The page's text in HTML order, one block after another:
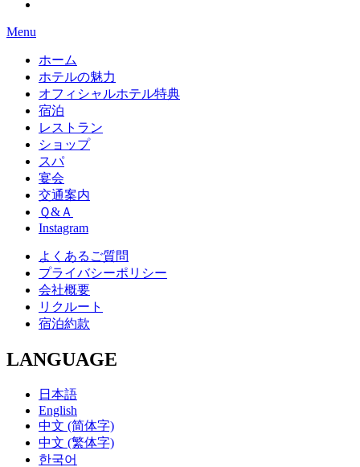
Menu
ホーム
ホテルの魅力
オフィシャルホテル特典
宿泊
レストラン
ショップ
スパ
宴会
交通案内
Ｑ&Ａ
Instagram
よくあるご質問
プライバシーポリシー
会社概要
リクルート
宿泊約款
LANGUAGE
日本語
English
中文 (简体字)
中文 (繁体字)
한국어